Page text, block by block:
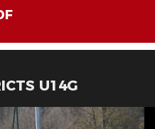
U14G